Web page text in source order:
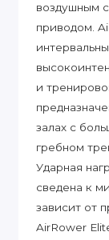
воздушным
приводом.
и
залах с
гребном
Ударная
сведена к
зависит от
AirRower